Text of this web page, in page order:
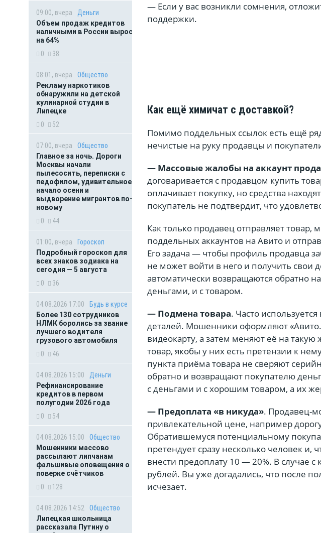
09:00, вчера
Деньги
Объем продаж кредитов
наличными в России вырос
на 64%
0
38
08:01, вчера
Общество
Рекламу наркотиков
обнаружили на детской
кулинарной студии в
Липецке
0
52
07:00, вчера
Общество
Главное за ночь. Дороги
Москвы начали
пылесосить, переписки с
педофилом, удивительное
начало осени и
выдворение мигрантов по-
новому
0
44
01:00, вчера
Гороскоп
Подробный гороскоп для
всех знаков зодиака на
сегодня — 5 августа
0
36
04.08.2026 17:00
Будь в курсе
Более 130 сотрудников
НЛМК боролись за звание
лучшего водителя
грузового автомобиля
0
46
04.08.2026 15:00
Деньги
Рефинансирование
кредитов в первом
полугодии 2026 года
0
54
04.08.2026 15:00
Общество
Мошенники массово
рассылают липчанам
фальшивые оповещения о
поверке счётчиков
0
128
04.08.2026 14:52
Общество
Липецкая школьница
рассказала Путину о
— Если у вас возникли сомнения,
поддержки.
Как ещё химичат с доставкой?
Помимо поддельных ссылок есть ещё
нечистые на руку продавцы и
— Массовые жалобы на аккаунт
договаривается с продавцом купить
оплачивает покупку, но средства
покупатель не подтвердит, что
Как только продавец отправляет товар,
поддельных аккаунтов на Авито и
Его задача — чтобы профиль продавца
не может войти в него и получить свои
автоматически возвращаются обратно
деньгами, и с товаром.
— Подмена товара. Часто
деталей. Мошенники оформляют
видеокарту, а затем меняют её на
товар, якобы у них есть претензии к
пункта приёма товара не сверяют
обратно и возвращают покупателю
с деньгами и с хорошим товаром, а их
— Предоплата «в никуда». Продавец-
привлекательной цене, например
Обратившемуся потенциальному
претендует сразу несколько человек и,
внести предоплату 10 — 20%. В случае
рублей. Вы уже догадались, что после
исчезает.